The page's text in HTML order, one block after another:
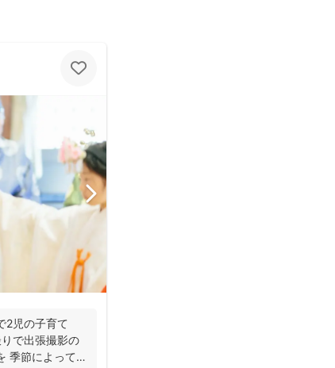
2児の子育て
で出張撮影の
季節によって最